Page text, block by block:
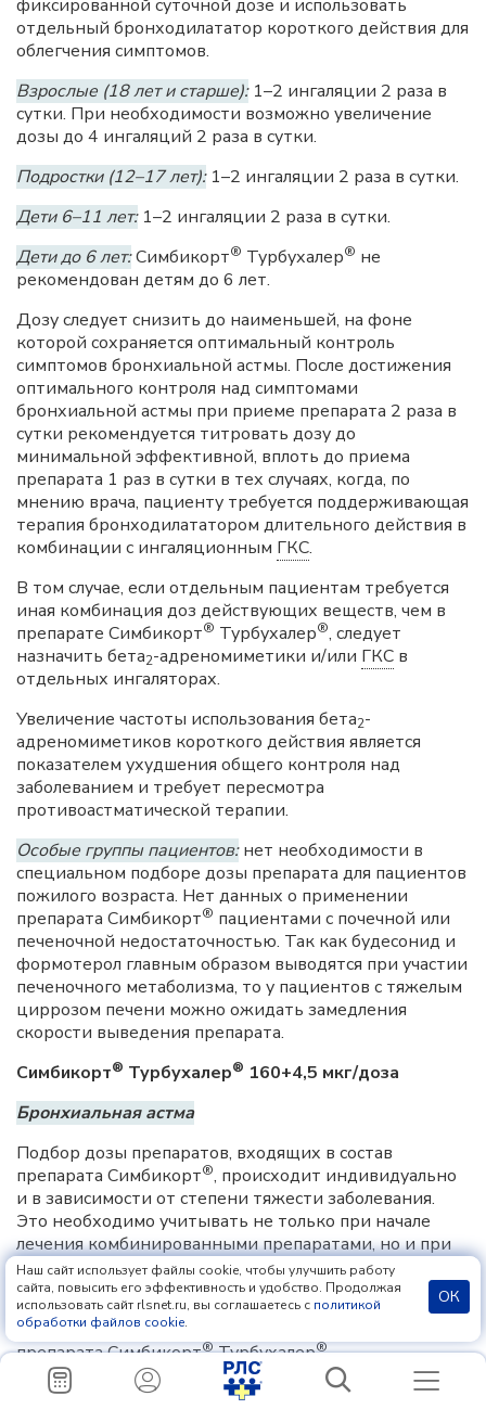
фиксированной суточной дозе и использовать
отдельный бронходилататор короткого действия для
облегчения симптомов.
Взрослые (18 лет и старше):1–2 ингаляции 2 раза в
сутки. При необходимости возможно увеличение
дозы до 4 ингаляций 2 раза в сутки.
Подростки (12–17 лет):1–2 ингаляции 2 раза в сутки.
Дети 6–11 лет:1–2 ингаляции 2 раза в сутки.
Дети до 6 лет:Симбикорт® Турбухалер® не
рекомендован детям до 6 лет.
Дозу следует снизить до наименьшей, на фоне
которой сохраняется оптимальный контроль
симптомов бронхиальной астмы. После достижения
оптимального контроля над симптомами
бронхиальной астмы при приеме препарата 2 раза в
сутки рекомендуется титровать дозу до
минимальной эффективной, вплоть до приема
препарата 1 раз в сутки в тех случаях, когда, по
мнению врача, пациенту требуется поддерживающая
терапия бронходилататором длительного действия в
комбинации с ингаляционным ГКС.
В том случае, если отдельным пациентам требуется
иная комбинация доз действующих веществ, чем в
препарате Симбикорт® Турбухалер®, следует
назначить бета2-адреномиметики и/или ГКС в
отдельных ингаляторах.
Увеличение частоты использования бета2-
адреномиметиков короткого действия является
показателем ухудшения общего контроля над
заболеванием и требует пересмотра
противоастматической терапии.
Особые группы пациентов:нет необходимости в
специальном подборе дозы препарата для пациентов
пожилого возраста. Нет данных о применении
препарата Симбикорт® пациентами с почечной или
печеночной недостаточностью. Так как будесонид и
формотерол главным образом выводятся при участии
печеночного метаболизма, то у пациентов с тяжелым
циррозом печени можно ожидать замедления
скорости выведения препарата.
Симбикорт® Турбухалер® 160+4,5 мкг/доза
Бронхиальная астма
Подбор дозы препаратов, входящих в состав
препарата Симбикорт®, происходит индивидуально
и в зависимости от степени тяжести заболевания.
Это необходимо учитывать не только при начале
лечения комбинированными препаратами, но и при
изменении поддерживающей дозы препарата.
Пациенты должны находиться под постоянным
контролем врача для адекватного подбора дозы
препарата Симбикорт®Турбухалер®.
Симбикорт
Турбухалер®можно применять в
Наш сайт использует файлы cookie, чтобы улучшить работу
сайта, повысить его эффективность и удобство. Продолжая
использовать сайт rlsnet.ru, вы соглашаетесь с политикой
обработки файлов cookie.
ОК